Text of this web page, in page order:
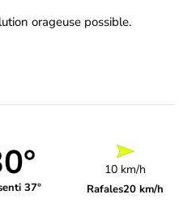
orageuse possible.
37°
10 km/h
Rafales20 km/h